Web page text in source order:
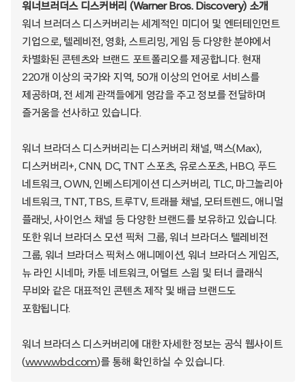
워너브러더스 디스커버리 (Warner Bros. Discovery) 소개
워너 브러더스 디스커버리는 세계적인 미디어 및 엔터테인먼트
기업으로, 텔레비전, 영화, 스트리밍, 게임 등 다양한 분야에서
차별화된 콘텐츠와 브랜드 포트폴리오를 제공합니다. 현재
220개 이상의 국가와 지역, 50개 이상의 언어로 서비스를
제공하며, 전 세계 관객들에게 영감을 주고 정보를 전달하며
즐거움을 선사하고 있습니다.
워너 브라더스 디스커버리는 디스커버리 채널, 맥스(Max),
디스커버리+, CNN, DC, TNT 스포츠, 유로스포츠, HBO, 푸드
네트워크, OWN, 인베스티게이션 디스커버리, TLC, 마그놀리아
네트워크, TNT, TBS, 트루TV, 트래블 채널, 모터트렌드, 애니멀
플래닛, 사이언스 채널 등 다양한 브랜드를 보유하고 있습니다.
또한 워너 브라더스 모션 픽처 그룹, 워너 브라더스 텔레비전
그룹, 워너 브라더스 픽처스 애니메이션, 워너 브라더스 게임즈,
뉴 라인 시네마, 카툰 네트워크, 어덜트 스윔 및 터너 클래식
무비와 같은 대표적인 콘텐츠 제작 및 배급 브랜드도
포함됩니다.
워너 브라더스 디스커버리에 대한 자세한 정보는 공식 웹사이트
(www.wbd.com)를 통해 확인하실 수 있습니다.